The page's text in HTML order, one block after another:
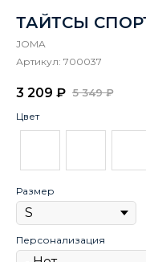
ТАЙТСЫ
JOMA
Артикул: 700037
3 209 ₽ 5 349 ₽
Цвет
Размер
Персонализация